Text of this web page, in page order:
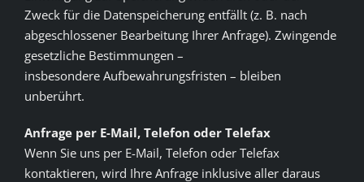
Zweck für die Datenspeicherung entfällt (z. B. nach
abgeschlossener Bearbeitung Ihrer Anfrage). Zwingende
gesetzliche Bestimmungen –
insbesondere Aufbewahrungsfristen – bleiben
unberührt.
Anfrage per E-Mail, Telefon oder Telefax
Wenn Sie uns per E-Mail, Telefon oder Telefax
kontaktieren, wird Ihre Anfrage inklusive aller daraus